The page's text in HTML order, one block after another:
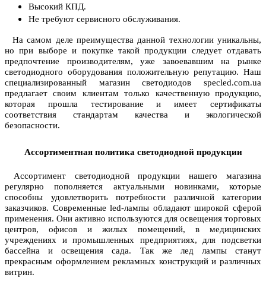
Высокий КПД.
Не требуют сервисного обслуживания.
На самом деле преимущества данной технологии уникальны,
но при выборе и покупке такой продукции следует отдавать
предпочтение производителям, уже завоевавшим на рынке
светодиодного оборудования положительную репутацию. Наш
специализированный магазин светодиодов specled.com.ua
предлагает своим клиентам только качественную продукцию,
которая прошла тестирование и имеет сертификаты
соответствия стандартам качества и экологической
безопасности.
Ассортиментная политика светодиодной продукции
Ассортимент светодиодной продукции нашего магазина
регулярно пополняется актуальными новинками, которые
способны удовлетворить потребности различной категории
заказчиков. Современные led-лампы обладают широкой сферой
применения. Они активно используются для освещения торговых
центров, офисов и жилых помещений, в медицинских
учреждениях и промышленных предприятиях, для подсветки
бассейна и освещения сада. Так же лед лампы станут
прекрасным оформлением рекламных конструкций и различных
витрин.